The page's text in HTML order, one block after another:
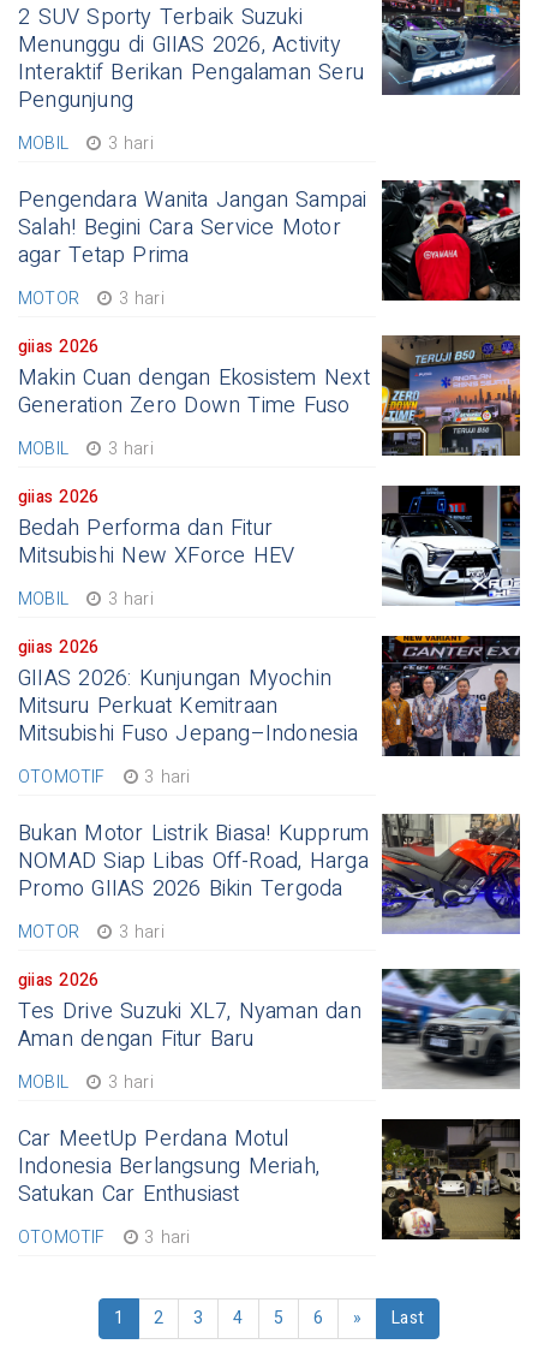
2 SUV Sporty Terbaik Suzuki
Menunggu di GIIAS 2026, Activity
Interaktif Berikan Pengalaman Seru
Pengunjung
MOBIL 3 hari
Pengendara Wanita Jangan Sampai
Salah! Begini Cara Service Motor
agar Tetap Prima
MOTOR
3 hari
giias 2026
Makin Cuan dengan Ekosistem Next
Generation Zero Down Time Fuso
MOBIL
3 hari
giias 2026
Bedah Performa dan Fitur
Mitsubishi New XForce HEV
MOBIL
3 hari
giias 2026
GIIAS 2026: Kunjungan Myochin
Mitsuru Perkuat Kemitraan
Mitsubishi Fuso Jepang–Indonesia
OTOMOTIF 3 hari
Bukan Motor Listrik Biasa! Kupprum
NOMAD Siap Libas Off-Road, Harga
Promo GIIAS 2026 Bikin Tergoda
MOTOR
3 hari
giias 2026
Tes Drive Suzuki XL7, Nyaman dan
Aman dengan Fitur Baru
MOBIL 3 hari
Car MeetUp Perdana Motul
Indonesia Berlangsung Meriah,
Satukan Car Enthusiast
OTOMOTIF 3 hari
1 2 3 4 5 6 » Last